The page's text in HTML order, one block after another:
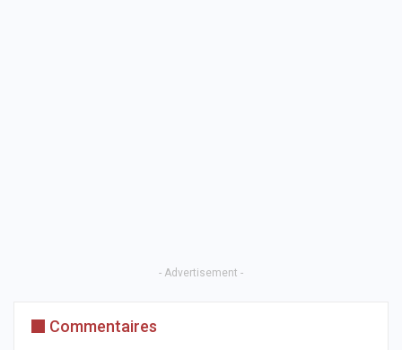
- Advertisement -
Commentaires